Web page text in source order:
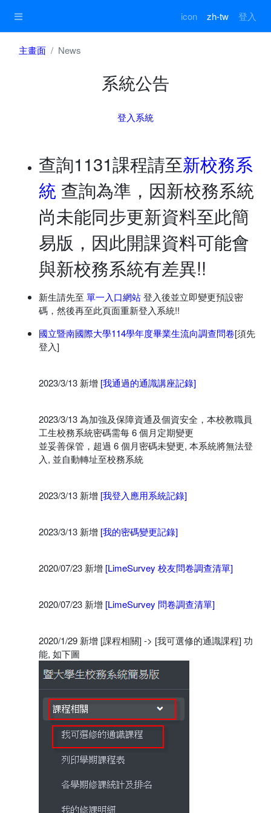
icon zh-tw 登入
主畫面 News
系統公告
登入系統
查詢1131課程請至新校務系
統 查詢為準，因新校務系統
尚未能同步更新資料至此簡
易版，因此開課資料可能會
與新校務系統有差異!!
新生請先至 單一入口網站登入後並立即變更預設密
碼，然後再至此頁面重新登入系統!!
國立暨南國際大學114學年度畢業生流向調查問卷[須先
登入]
2023/3/13 新增 [我通過的通識講座記錄]
2023/3/13 為加強及保障資通及個資安全，本校教職員
工生校務系統密碼需每 6 個月定期變更
並妥善保管，超過 6 個月密碼未變更, 本系統將無法登
入, 並自動轉址至校務系統
2023/3/13 新增 [我登入應用系統記錄]
2023/3/13 新增 [我的密碼變更記錄]
2020/07/23 新增 [LimeSurvey 校友問卷調查清單]
2020/07/23 新增 [LimeSurvey 問卷調查清單]
2020/1/29 新增 [課程相關] -> [我可選修的通識課程] 功
能, 如下圖